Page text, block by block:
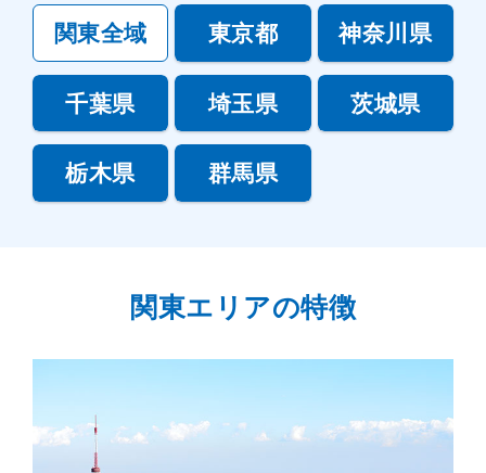
関東全域 東京都 神奈川県
千葉県 埼玉県 茨城県
栃木県 群馬県
関東エリアの特徴